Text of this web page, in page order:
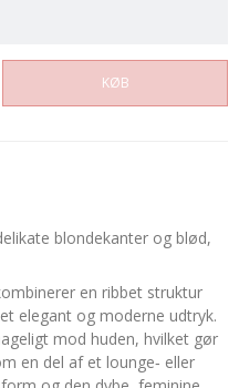
KØB
blondekanter og blød,
en ribbet struktur
elegant og moderne udtryk.
mod huden, hvilket gør
en del af et lounge‑ eller